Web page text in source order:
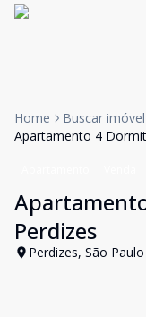
Home
Buscar imóvel
Apartamento 4
Perdizes
Perdizes, São Paulo